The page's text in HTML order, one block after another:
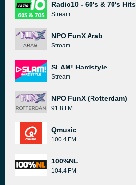
Radio10 - 60's & 70's Hits
Stream
NPO FunX Arab
Stream
SLAM! Hardstyle
Stream
NPO FunX (Rotterdam)
91.8 FM
Qmusic
100.4 FM
100%NL
104.4 FM